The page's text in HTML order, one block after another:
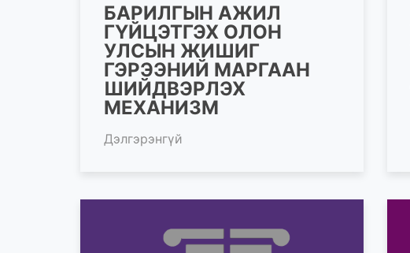
БАРИЛГЫН АЖИЛ
ГҮЙЦЭТГЭХ ОЛОН
УЛСЫН ЖИШИГ
ГЭРЭЭНИЙ МАРГААН
ШИЙДВЭРЛЭХ
МЕХАНИЗМ
Дэлгэрэнгүй